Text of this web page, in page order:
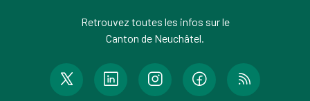
Retrouvez toutes les infos sur le
Canton de Neuchâtel.